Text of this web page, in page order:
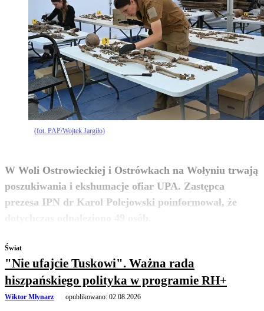
(fot. PAP/Wojtek Jargiło)
W Woli Ostrowieckiej i Ostrówkach na Wołyniu trwają
poszukiwania i ekshumacje ofiar UPA. Zastępca
prezesa IPN dr Karol Polejowski poinformował, że
dotychczas odnaleziono 49 osób.
zobacz więcej
Świat
"Nie ufajcie Tuskowi". Ważna rada
hiszpańskiego polityka w programie RH+
Wiktor Młynarz opublikowano: 02.08.2026